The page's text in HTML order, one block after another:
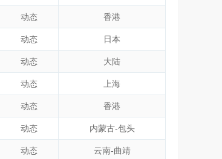
动态 香港
动态 日本
动态 大陆
动态 上海
动态 香港
动态 内蒙古-包头
动态 云南-曲靖